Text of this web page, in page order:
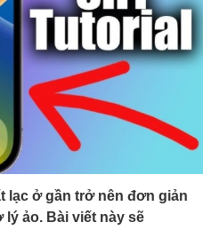
lạc ở gần trở nên đơn giản
ảo. Bài viết này sẽ